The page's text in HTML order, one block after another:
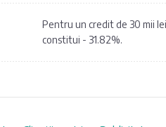
Pentru un credit de 30 mii
constitui - 31.82%.